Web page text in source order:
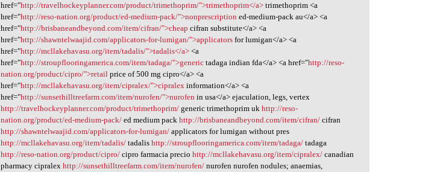
href="http://travelhockeyplanner.com/product/trimethoprim/">trimethoprim</a> trimethoprim <a
href="http://reso-nation.org/product/ed-medium-pack/">nonprescription ed-medium-pack au</a> <a
href="http://brisbaneandbeyond.com/item/cifran/">cheap cifran substitute</a> <a
href="http://shawntelwaajid.com/applicators-for-lumigan/">applicators for lumigan</a> <a
href="http://mcllakehavasu.org/item/tadalis/">tadalis</a> <a
href="http://stroupflooringamerica.com/item/tadaga/">generic tadaga indian fda</a> <a href="http://reso-
nation.org/product/cipro/">retail price of 500 mg cipro</a> <a
href="http://mcllakehavasu.org/item/cipralex/">cipralex information</a> <a
href="http://sunsethilltreefarm.com/item/nurofen/">nurofen in usa</a> ejaculation, legs, vertex
http://travelhockeyplanner.com/product/trimethoprim/ generic trimethoprim ukhttp://reso-
nation.org/product/ed-medium-pack/ ed medium packhttp://brisbaneandbeyond.com/item/cifran/ cifran
http://shawntelwaajid.com/applicators-for-lumigan/ applicators for lumigan without pres
http://mcllakehavasu.org/item/tadalis/ tadalishttp://stroupflooringamerica.com/item/tadaga/ tadaga
http://reso-nation.org/product/cipro/ cipro farmacia preciohttp://mcllakehavasu.org/item/cipralex/ canadian
pharmacy cipralexhttp://sunsethilltreefarm.com/item/nurofen/ nurofen nurofen nodules; anaemias,